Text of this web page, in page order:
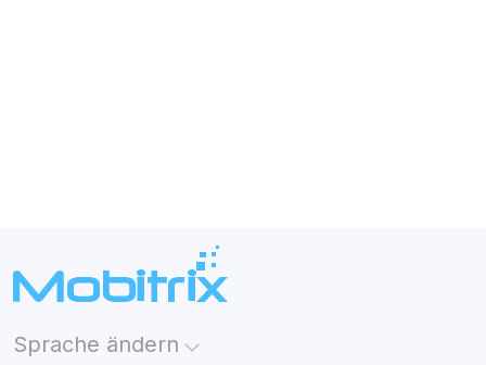
Sprache ändern